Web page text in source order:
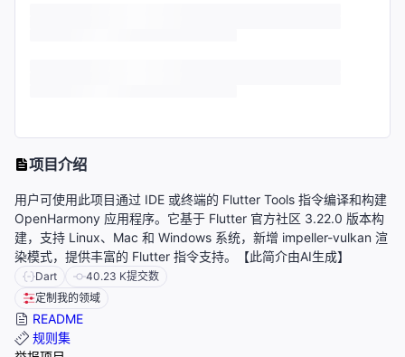
项目介绍
用户可使用此项目通过 IDE 或终端的 Flutter Tools 指令编译和构建
OpenHarmony 应用程序。它基于 Flutter 官方社区 3.22.0 版本构
建，支持 Linux、Mac 和 Windows 系统，新增 impeller-vulkan 渲
染模式，提供丰富的 Flutter 指令支持。【此简介由AI生成】
Dart 40.23 K提交数
定制我的领域
README
规则集